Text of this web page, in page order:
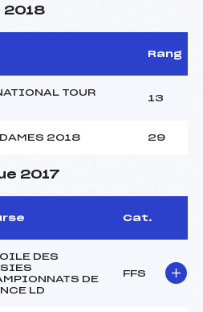
2018
Rang
TOUR
13
DAMES 2018 29
2017
Cat.
DES
DE
LD
FFS